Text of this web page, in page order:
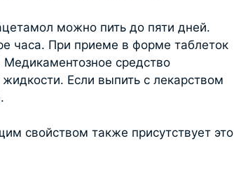
можно пить до пяти дней.
часа. При приеме в форме таблеток
Медикаментозное средство
Если выпить с лекарством
свойством также присутствует это